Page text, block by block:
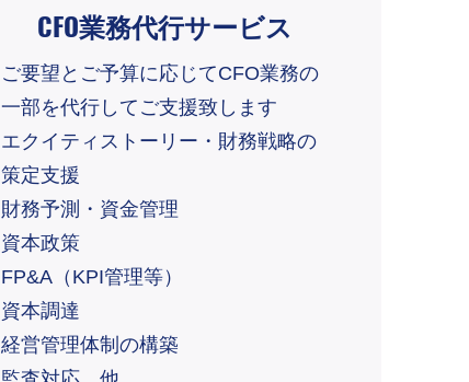
CFO業務代行サービス
ご要望とご予算に応じてCFO業務の
一部を代行してご支援致します
エクイティストーリー・財務戦略の
策定支援
財務予測・資金管理
資本政策
FP&A（KPI管理等）
資本調達
経営管理体制の構築